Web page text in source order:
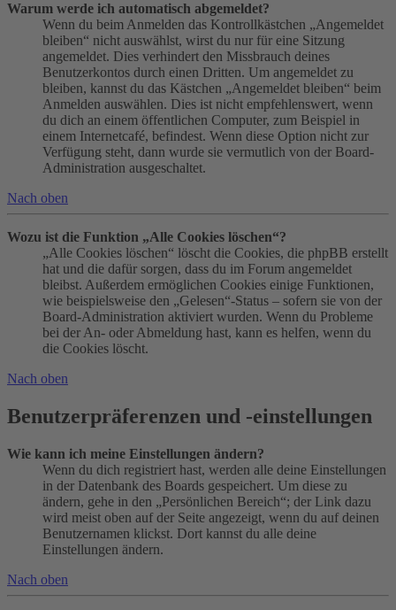
Warum werde ich automatisch abgemeldet?
Wenn du beim Anmelden das Kontrollkästchen „Angemeldet
bleiben“ nicht auswählst, wirst du nur für eine Sitzung
angemeldet. Dies verhindert den Missbrauch deines
Benutzerkontos durch einen Dritten. Um angemeldet zu
bleiben, kannst du das Kästchen „Angemeldet bleiben“ beim
Anmelden auswählen. Dies ist nicht empfehlenswert, wenn
du dich an einem öffentlichen Computer, zum Beispiel in
einem Internetcafé, befindest. Wenn diese Option nicht zur
Verfügung steht, dann wurde sie vermutlich von der Board-
Administration ausgeschaltet.
Nach oben
Wozu ist die Funktion „Alle Cookies löschen“?
„Alle Cookies löschen“ löscht die Cookies, die phpBB erstellt
hat und die dafür sorgen, dass du im Forum angemeldet
bleibst. Außerdem ermöglichen Cookies einige Funktionen,
wie beispielsweise den „Gelesen“-Status – sofern sie von der
Board-Administration aktiviert wurden. Wenn du Probleme
bei der An- oder Abmeldung hast, kann es helfen, wenn du
die Cookies löscht.
Nach oben
Benutzerpräferenzen und -einstellungen
Wie kann ich meine Einstellungen ändern?
Wenn du dich registriert hast, werden alle deine Einstellungen
in der Datenbank des Boards gespeichert. Um diese zu
ändern, gehe in den „Persönlichen Bereich“; der Link dazu
wird meist oben auf der Seite angezeigt, wenn du auf deinen
Benutzernamen klickst. Dort kannst du alle deine
Einstellungen ändern.
Nach oben